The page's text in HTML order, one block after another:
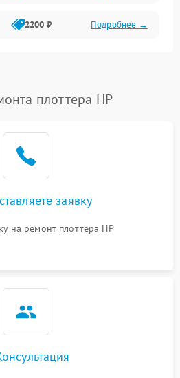
2200 ₽ Подробнее →
плоттера HP
заявку
на ремонт плоттера HP